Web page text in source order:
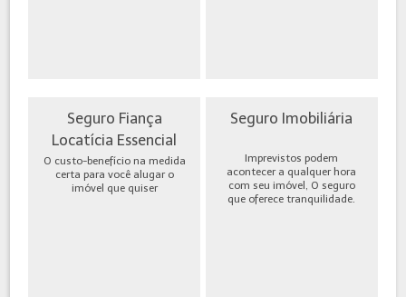
Seguro Fiança
Locatícia Essencial
O custo-benefício na medida
certa para você alugar o
imóvel que quiser
Seguro Imobiliária
Imprevistos podem
acontecer a qualquer hora
com seu imóvel, O seguro
que oferece tranquilidade.